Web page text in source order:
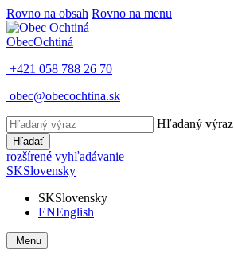
Rovno na obsah Rovno na menu
ObecOchtiná
+421 058 788 26 70
obec@obecochtina.sk
Hľadaný výraz
Hľadať
rozšírené vyhľadávanie
SKSlovensky
SKSlovensky
ENEnglish
Menu